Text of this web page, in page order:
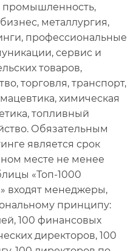
металлургия,
профессиональные
сервис и
товаров,
торговля, транспорт,
химическая
топливный
Обязательным
является срок
месте не менее
«Топ-1000
входят менеджеры,
принципу:
100 финансовых
директоров, 100